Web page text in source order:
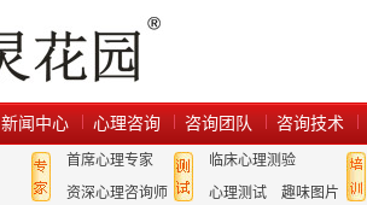
新闻中心 心理咨询 咨询团队 咨询技术
首席心理专家
资深心理咨询师
临床心理测验
心理测试
趣味图片